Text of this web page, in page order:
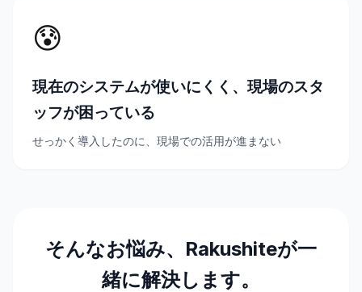
😰
現在のシステムが使いにくく、現場のスタ
ッフが困っている
せっかく導入したのに、現場での活用が進まない
そんなお悩み、Rakushiteが一
緒に解決します。